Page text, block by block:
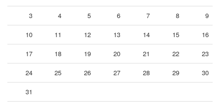
3 4 5 6 7 8 9
10 11 12 13 14 15 16
17 18 19 20 21 22 23
24 25 26 27 28 29 30
31